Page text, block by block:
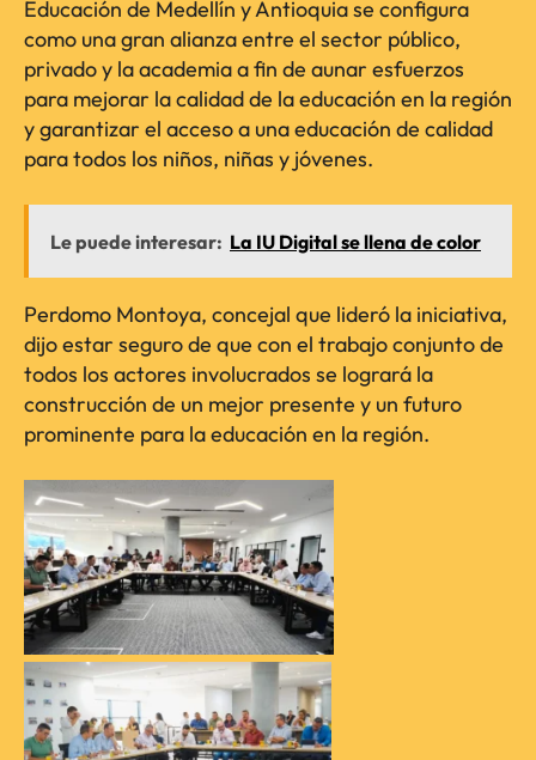
Educación de Medellín y Antioquia se configura
como una gran alianza entre el sector público,
privado y la academia a fin de aunar esfuerzos
para mejorar la calidad de la educación en la región
y garantizar el acceso a una educación de calidad
para todos los niños, niñas y jóvenes.
Le puede interesar: La IU Digital se llena de color
Perdomo Montoya, concejal que lideró la iniciativa,
dijo estar seguro de que con el trabajo conjunto de
todos los actores involucrados se logrará la
construcción de un mejor presente y un futuro
prominente para la educación en la región.